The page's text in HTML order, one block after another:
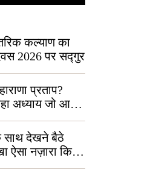
कल्याण का
2026 पर सद्गुर
प्रताप?
अध्याय जो आज
साथ देखने बैठे
ऐसा नज़ारा कि
ही कर सकते हैं”